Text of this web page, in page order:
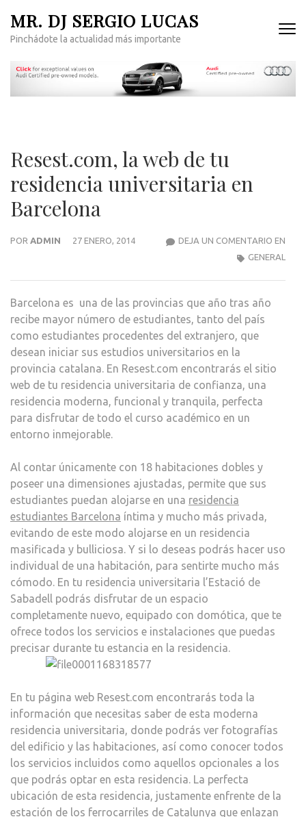
contenido
MR. DJ SERGIO LUCAS
Pinchádote la actualidad más importante
Resest.com, la web de tu
residencia universitaria en
Barcelona
POR ADMIN 27 ENERO, 2014 DEJA UN COMENTARIO EN
GENERAL
Barcelona es una de las provincias que año tras año
recibe mayor número de estudiantes, tanto del país
como estudiantes procedentes del extranjero, que
desean iniciar sus estudios universitarios en la
provincia catalana. En Resest.com encontrarás el sitio
web de tu residencia universitaria de confianza, una
residencia moderna, funcional y tranquila, perfecta
para disfrutar de todo el curso académico en un
entorno inmejorable.
Al contar únicamente con 18 habitaciones dobles y
poseer una dimensiones ajustadas, permite que sus
estudiantes puedan alojarse en una residencia
estudiantes Barcelona íntima y mucho más privada,
evitando de este modo alojarse en un residencia
masificada y bulliciosa. Y si lo deseas podrás hacer uso
individual de una habitación, para sentirte mucho más
cómodo. En tu residencia universitaria l’Estació de
Sabadell podrás disfrutar de un espacio
completamente nuevo, equipado con domótica, que te
ofrece todos los servicios e instalaciones que puedas
precisar durante tu estancia en la residencia.
En tu página web Resest.com encontrarás toda la
información que necesitas saber de esta moderna
residencia universitaria, donde podrás ver fotografías
del edificio y las habitaciones, así como conocer todos
los servicios incluidos como aquellos opcionales a los
que podrás optar en esta residencia. La perfecta
ubicación de esta residencia, justamente enfrente de la
estación de los ferrocarriles de Catalunya que enlazan